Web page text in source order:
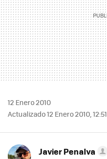
12 Enero 2010
Actualizado 12 Enero 2010, 12:51
Javier Penalva